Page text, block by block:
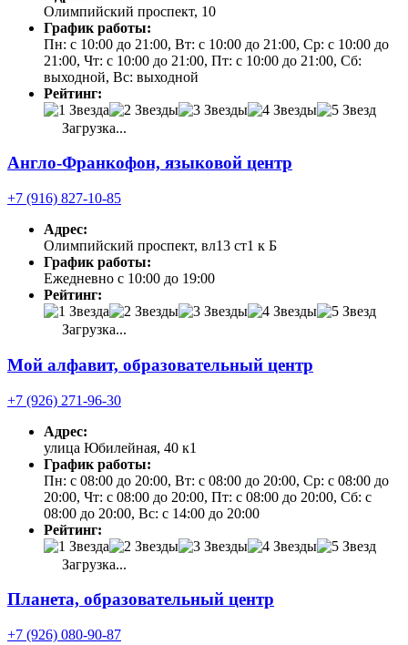
Олимпийский проспект, 10
График работы:
Пн: с 10:00 до 21:00, Вт: с 10:00 до 21:00, Ср: с 10:00 до
21:00, Чт: с 10:00 до 21:00, Пт: с 10:00 до 21:00, Сб:
выходной, Вс: выходной
Рейтинг:
Загрузка...
Англо-Франкофон, языковой центр
+7 (916) 827-10-85
Адрес:
Олимпийский проспект, вл13 ст1 к Б
График работы:
Ежедневно с 10:00 до 19:00
Рейтинг:
Загрузка...
Мой алфавит, образовательный центр
+7 (926) 271-96-30
Адрес:
улица Юбилейная, 40 к1
График работы:
Пн: с 08:00 до 20:00, Вт: с 08:00 до 20:00, Ср: с 08:00 до
20:00, Чт: с 08:00 до 20:00, Пт: с 08:00 до 20:00, Сб: с
08:00 до 20:00, Вс: с 14:00 до 20:00
Рейтинг:
Загрузка...
Планета, образовательный центр
+7 (926) 080-90-87